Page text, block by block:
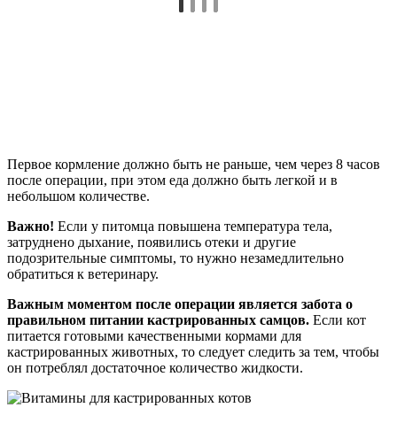
Первое кормление должно быть не раньше, чем через 8 часов
после операции, при этом еда должно быть легкой и в
небольшом количестве.
Важно! Если у питомца повышена температура тела,
затруднено дыхание, появились отеки и другие
подозрительные симптомы, то нужно незамедлительно
обратиться к ветеринару.
Важным моментом после операции является забота о
правильном питании кастрированных самцов. Если кот
питается готовыми качественными кормами для
кастрированных животных, то следует следить за тем, чтобы
он потреблял достаточное количество жидкости.